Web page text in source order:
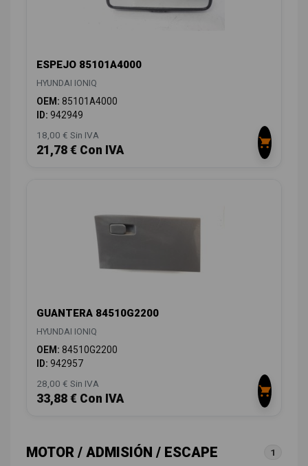
ESPEJO 85101A4000
HYUNDAI IONIQ
OEM: 85101A4000
ID: 942949
18,00 € Sin IVA
21,78 € Con IVA
GUANTERA 84510G2200
HYUNDAI IONIQ
OEM: 84510G2200
ID: 942957
28,00 € Sin IVA
33,88 € Con IVA
MOTOR / ADMISIÓN / ESCAPE 1